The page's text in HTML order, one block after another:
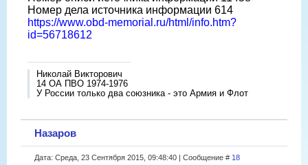
Номер дела источника информации 614
https://www.obd-memorial.ru/html/info.htm?
id=56718612
Николай Викторович
14 ОА ПВО 1974-1976
У России только два союзника - это Армия и Флот
Назаров
Дата: Среда, 23 Сентября 2015, 09:48:40 | Сообщение # 18